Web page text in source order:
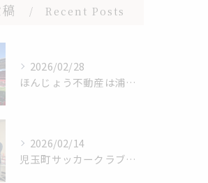
Recent Posts
2026/02/28
ほんじょう不動産は浦和レッズを応援しています⚽
2026/02/14
児玉町サッカークラブ・2026年シーズンご挨拶